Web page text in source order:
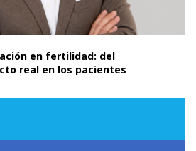
en fertilidad: del
real en los pacientes